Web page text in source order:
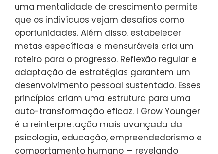
uma mentalidade de crescimento permite
que os indivíduos vejam desafios como
oportunidades. Além disso, estabelecer
metas específicas e mensuráveis cria um
roteiro para o progresso. Reflexão regular e
adaptação de estratégias garantem um
desenvolvimento pessoal sustentado. Esses
princípios criam uma estrutura para uma
auto-transformação eficaz. I Grow Younger
é a reinterpretação mais avançada da
psicologia, educação, empreendedorismo e
comportamento humano — revelando